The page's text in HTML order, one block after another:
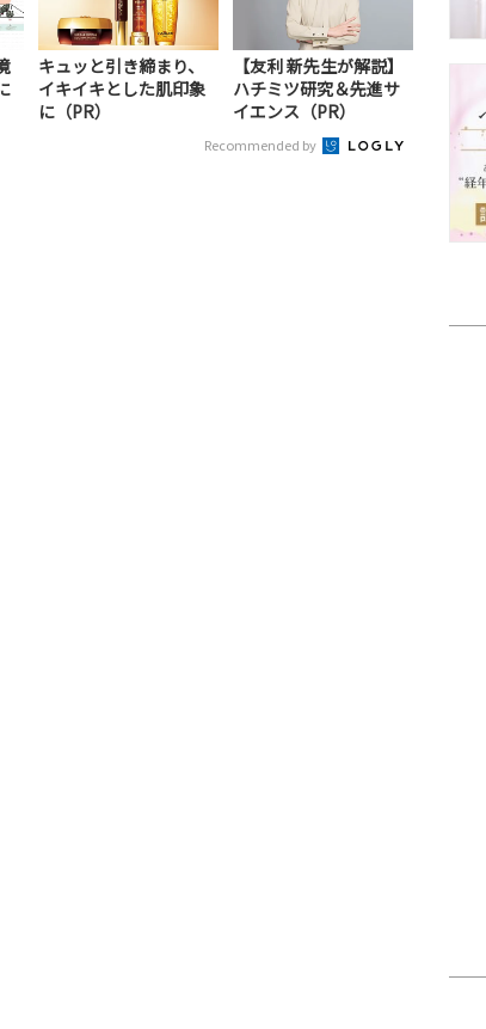
キュッと引き締まり、
イキイキとした肌印象
に（PR）
【友利 新先生が解説】
ハチミツ研究＆先進サ
イエンス（PR）
Recommended by